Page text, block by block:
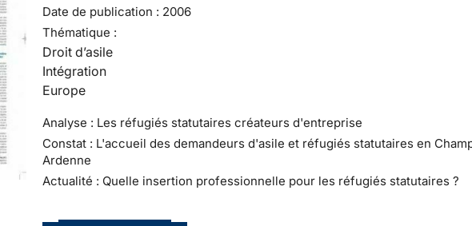
Date de publication : 2006
Thématique :
Droit d’asile
Intégration
Europe
Analyse : Les réfugiés statutaires créateurs d'entreprise
Constat : L'accueil des demandeurs d'asile et réfugiés statutaires en
Ardenne
Actualité : Quelle insertion professionnelle pour les réfugiés statutaires ?